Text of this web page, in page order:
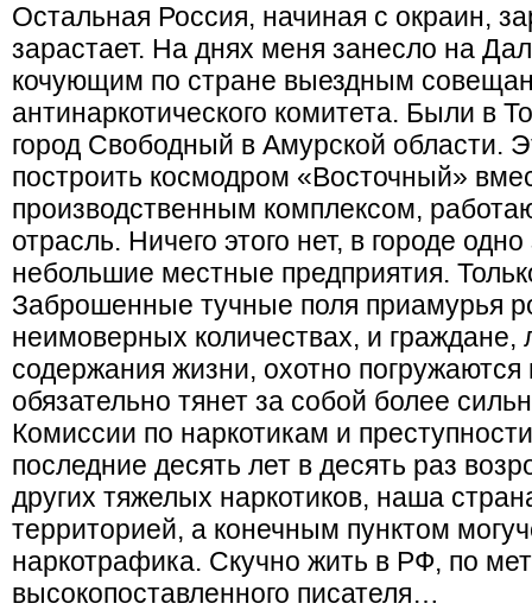
Остальная Россия, начиная с окраин,
зарастает. На днях меня занесло на
кочующим по стране выездным
антинаркотического комитета. Были в
город Свободный в Амурской области.
построить космодром «Восточный»
производственным комплексом,
отрасль. Ничего этого нет, в городе
небольшие местные предприятия.
Заброшенные тучные поля приамурья
неимоверных количествах, и
содержания жизни, охотно
обязательно тянет за собой более
Комиссии по наркотикам и
последние десять лет в десять раз
других тяжелых наркотиков, наша
территорией, а конечным пунктом
наркотрафика. Скучно жить в РФ, по
высокопоставленного писателя…